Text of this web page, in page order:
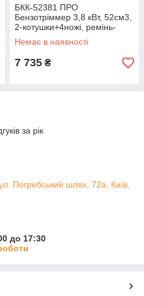
БКК-52381 ПРО
Бензотріммер 3,8 кВт, 52см3,
2-котушки+4ножі, ремінь-
жилет "Калибр Hunter grass"
Немає в наявності
7 735 ₴
за рік
Погребський шлях, 72а, Київ,
до 17:30